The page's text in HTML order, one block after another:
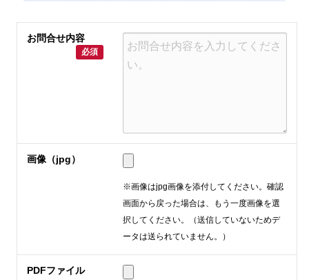
お問合せ内容
必須
画像（jpg）
※画像はjpg画像を添付してください。確認
画面から戻った場合は、もう一度画像を選
択してください。（送信していないためデ
ータは送られていません。）
PDFファイル